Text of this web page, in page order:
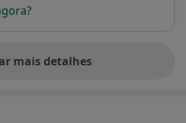
mais detalhes
sobre o endereço